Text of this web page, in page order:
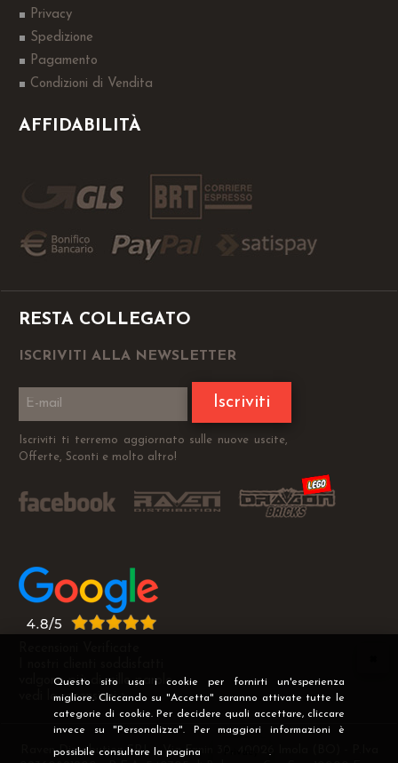
Questo sito usa i cookie per fornirti un'esperienza
migliore. Cliccando su "Accetta" saranno attivate tutte le
categorie di cookie. Per decidere quali accettare, cliccare
invece su "Personalizza". Per maggiori informazioni è
possibile consultare la pagina .
Privacy
Spedizione
Pagamento
Condizioni di Vendita
AFFIDABILITÀ
RESTA COLLEGATO
ISCRIVITI ALLA NEWSLETTER
Iscriviti
Iscriviti ti terremo aggiornato sulle nuove uscite,
Offerte, Sconti e molto altro!
valgono più di mille parole
vedi le recensioni >
Raven Distribution SRL - Via Fanin 30, 40026 Imola (BO) - P.Iva